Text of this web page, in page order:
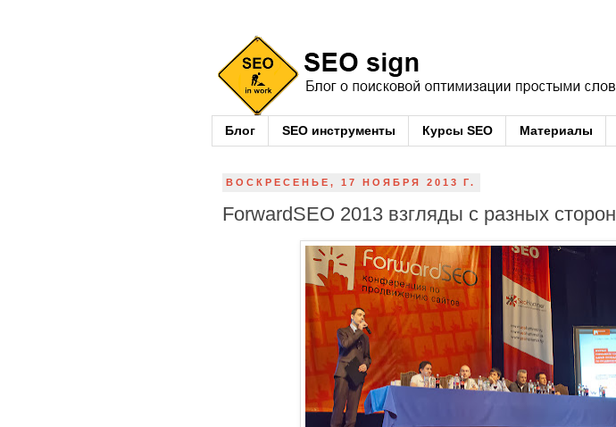
Блог SEO инструменты Курсы SEO Материалы
ВОСКРЕСЕНЬЕ, 17 НОЯБРЯ 2013 Г.
ForwardSEO 2013 взгляды с разных сторон